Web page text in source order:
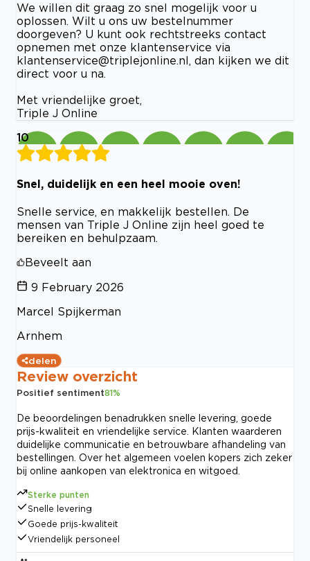
We willen dit graag zo snel mogelijk voor u
oplossen. Wilt u ons uw bestelnummer
doorgeven? U kunt ook rechtstreeks contact
opnemen met onze klantenservice via
klantenservice@triplejonline.nl, dan kijken we dit
direct voor u na.
Met vriendelijke groet,
Triple J Online
10
Snel, duidelijk en een heel mooie oven!
Snelle service, en makkelijk bestellen. De
mensen van Triple J Online zijn heel goed te
bereiken en behulpzaam.
Beveelt aan
9 February 2026
Marcel Spijkerman
Arnhem
delen
Review overzicht
Positief sentiment81%
De beoordelingen benadrukken snelle levering, goede
prijs-kwaliteit en vriendelijke service. Klanten waarderen
duidelijke communicatie en betrouwbare afhandeling van
bestellingen. Over het algemeen voelen kopers zich zeker
bij online aankopen van elektronica en witgoed.
Sterke punten
Snelle levering
Goede prijs-kwaliteit
Vriendelijk personeel